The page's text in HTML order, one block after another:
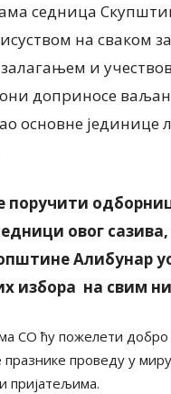
седница
на сваком
и
доприносе
основне јединице
поручити
овог
Алибунар
избора на свим
СО ћу пожелети
празнике проведу у
пријатељима.